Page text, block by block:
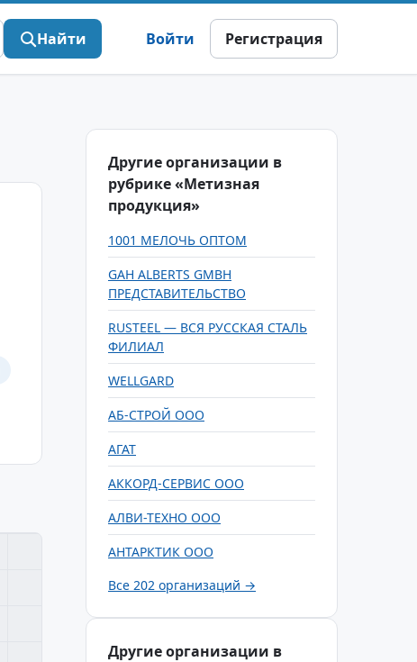
Найти Войти Регистрация
Другие организации в
рубрике «Метизная
продукция»
1001 МЕЛОЧЬ ОПТОМ
GAH ALBERTS GMBH
ПРЕДСТАВИТЕЛЬСТВО
RUSTEEL — ВСЯ РУССКАЯ СТАЛЬ
ФИЛИАЛ
WELLGARD
АБ-СТРОЙ ООО
АГАТ
АККОРД-СЕРВИС ООО
АЛВИ-ТЕХНО ООО
АНТАРКТИК ООО
Все 202 организаций →
Другие организации в